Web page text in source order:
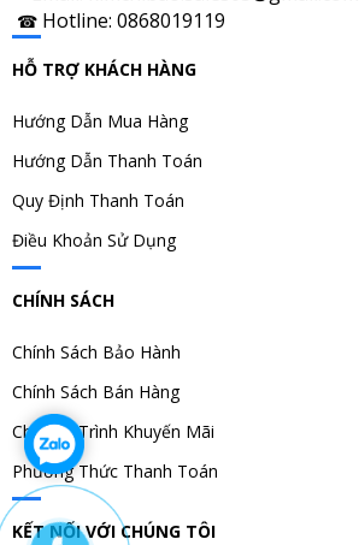
☎ Hotline: 0868019119
HỖ TRỢ KHÁCH HÀNG
Hướng Dẫn Mua Hàng
Hướng Dẫn Thanh Toán
Quy Định Thanh Toán
Điều Khoản Sử Dụng
CHÍNH SÁCH
Chính Sách Bảo Hành
Chính Sách Bán Hàng
Chương Trình Khuyến Mãi
Phương Thức Thanh Toán
KẾT NỐI VỚI CHÚNG TÔI